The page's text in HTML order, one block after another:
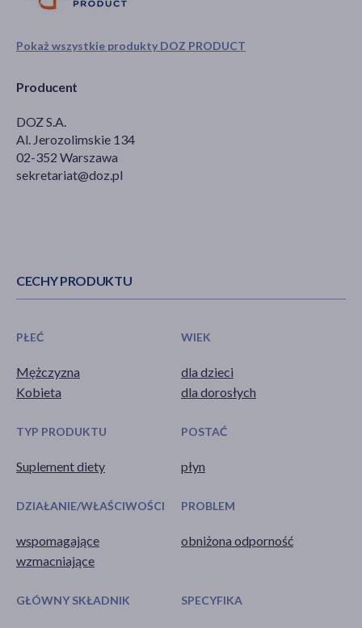
Pokaż wszystkie produkty DOZ PRODUCT
Producent
DOZ S.A.
Al. Jerozolimskie 134
02-352 Warszawa
sekretariat@doz.pl
CECHY PRODUKTU
PŁEĆ
Mężczyzna
Kobieta
WIEK
dla dzieci
dla dorosłych
TYP PRODUKTU
Suplement diety
POSTAĆ
płyn
DZIAŁANIE/WŁAŚCIWOŚCI
wspomagające
wzmacniające
PROBLEM
obniżona odporność
GŁÓWNY SKŁADNIK SPECYFIKA